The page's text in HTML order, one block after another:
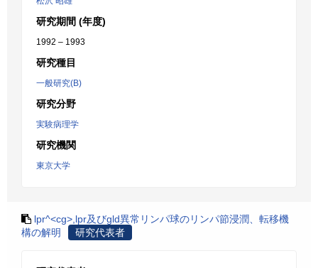
研究期間 (年度)
1992 – 1993
研究種目
一般研究(B)
研究分野
実験病理学
研究機関
東京大学
lpr^<cg>,lpr及びgld異常リンパ球のリンパ節浸潤、転移機
構の解明
研究代表者